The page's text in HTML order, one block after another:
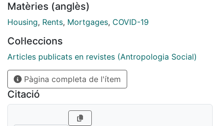
partida pressupostària de qualsevol economia familiar.
El moviment en defensa del dret a l’habitatge
proposa la suspensió dels lloguers i de les hipoteques
durant els mesos de confinament per a les famílies
afectades pel coronavirus. Però la resposta del Govern
espanyol es mostra completament insuficient, ja que
blinda els interessos i el poder de decisió dels grans
propietaris. Davant d’aquesta conjuntura, milers de
llars es veuen abocades a l’impagament de les rendes
Matèries (anglès)
Housing, Rents, Mortgages, COVID-19
Col·leccions
Articles publicats en revistes (Antropologia Social)
Pàgina completa de l'ítem
Citació